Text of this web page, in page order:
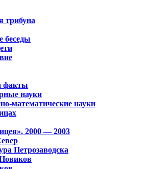
трибуна
беседы
факты
науки
математические науки
2000 — 2003
Петрозаводска